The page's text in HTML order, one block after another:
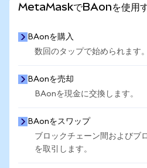
MetaMaskでBAonを使用
BAonを購入
数回のタップで始められます。
BAonを売却
BAonを現金に交換します。
BAonをスワップ
ブロックチェーン間およびブ
を取引します。